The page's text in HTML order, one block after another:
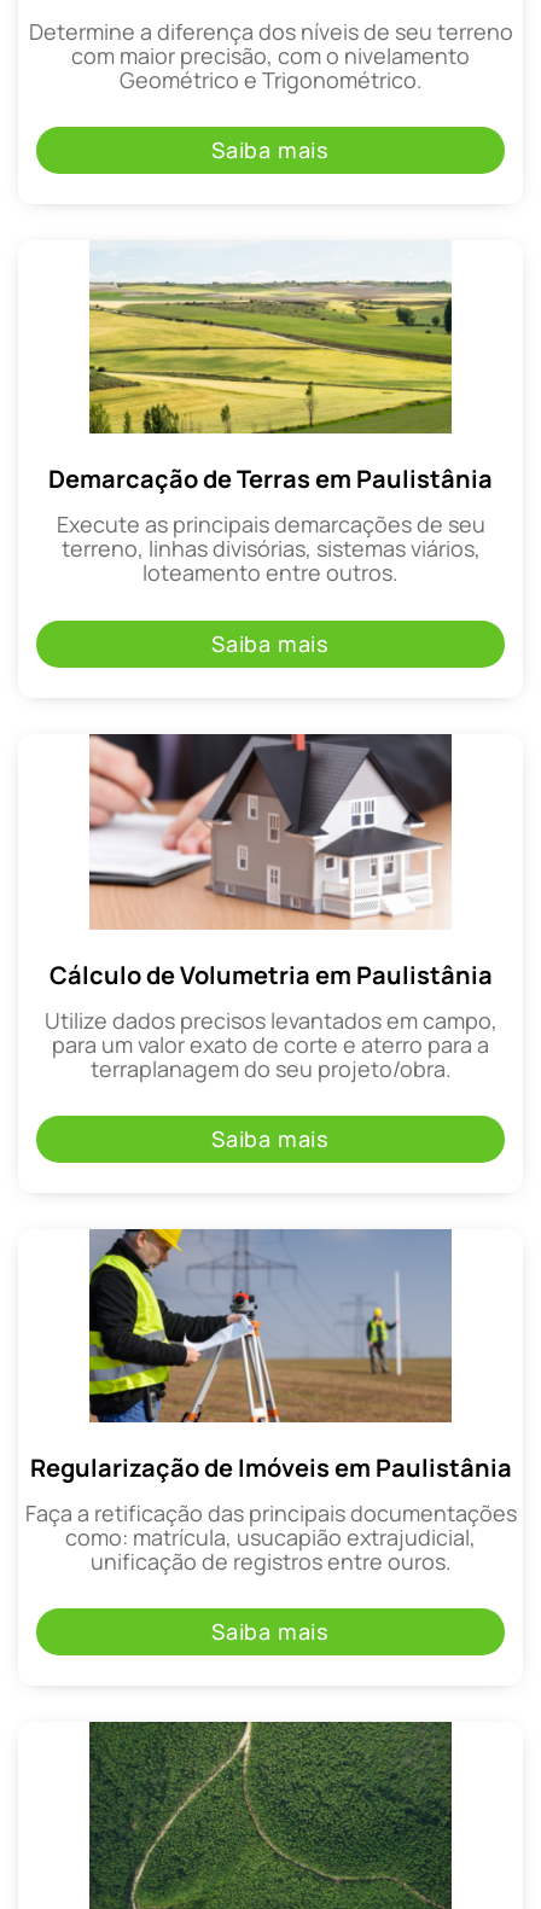
Determine a diferença dos níveis de seu terreno
com maior precisão, com o nivelamento
Geométrico e Trigonométrico.
Saiba mais
Demarcação de Terras em Paulistânia
Execute as principais demarcações de seu
terreno, linhas divisórias, sistemas viários,
loteamento entre outros.
Saiba mais
Cálculo de Volumetria em Paulistânia
Utilize dados precisos levantados em campo,
para um valor exato de corte e aterro para a
terraplanagem do seu projeto/obra.
Saiba mais
Regularização de Imóveis em Paulistânia
Faça a retificação das principais documentações
como: matrícula, usucapião extrajudicial,
unificação de registros entre ouros.
Saiba mais